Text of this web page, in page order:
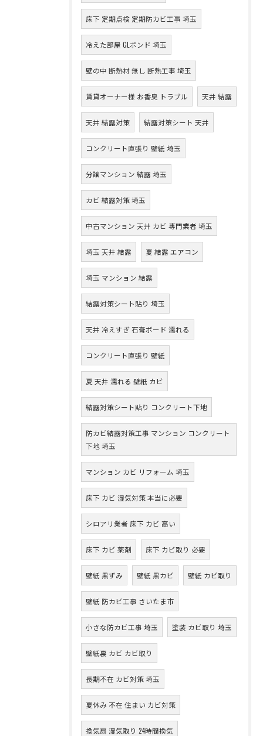
床下 定期点検 定期防カビ工事 埼玉
冷えた部屋 GLボンド 埼玉
壁の中 断熱材 無し 断熱工事 埼玉
賃貸オーナー様 お香臭 トラブル 天井 結露
天井 結露対策 結露対策シート 天井
コンクリート直張り 壁紙 埼玉
分譲マンション 結露 埼玉
カビ 結露対策 埼玉
中古マンション 天井 カビ 専門業者 埼玉
埼玉 天井 結露 夏 結露 エアコン
埼玉 マンション 結露
結露対策シート貼り 埼玉
天井 冷えすぎ 石膏ボード 濡れる
コンクリート直張り 壁紙
夏 天井 濡れる 壁紙 カビ
結露対策シート貼り コンクリート下地
防カビ結露対策工事 マンション コンクリート
下地 埼玉
マンション カビ リフォーム 埼玉
床下 カビ 湿気対策 本当に必要
シロアリ業者 床下 カビ 高い
床下 カビ 薬剤 床下 カビ取り 必要
壁紙 黒ずみ 壁紙 黒カビ 壁紙 カビ取り
壁紙 防カビ工事 さいたま市
小さな防カビ工事 埼玉 塗装 カビ取り 埼玉
壁紙裏 カビ カビ取り
長期不在 カビ対策 埼玉
夏休み 不在 住まい カビ対策
換気扇 湿気取り 24時間換気